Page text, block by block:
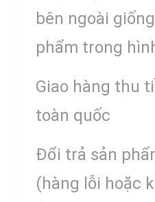
bên ngoài
phẩm trong
Giao hàng thu
toàn quốc
Đổi trả sản
(hàng lỗi hoặc